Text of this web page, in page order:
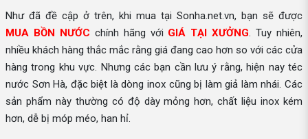
Như đã đề cập ở trên, khi mua tại Sonha.net.vn, bạn sẽ được
MUA BỒN NƯỚC chính hãng với GIÁ TẠI XƯỞNG. Tuy nhiên,
nhiều khách hàng thắc mắc rằng giá đang cao hơn so với các cửa
hàng trong khu vực. Nhưng các bạn cần lưu ý rằng, hiện nay téc
nước Sơn Hà, đặc biệt là dòng inox cũng bị làm giả làm nhái. Các
sản phẩm này thường có độ dày mỏng hơn, chất liệu inox kém
hơn, dễ bị móp méo, han hỉ.